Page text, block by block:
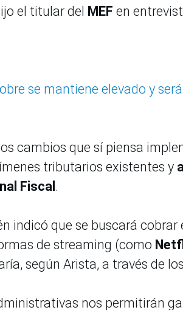
el titular del MEF en
se mantiene elevado y
cambios que sí piensa
tributarios existentes y
Fiscal .
indicó que se buscará cobrar
de streaming (como
según Arista, a través de
nos permitirán